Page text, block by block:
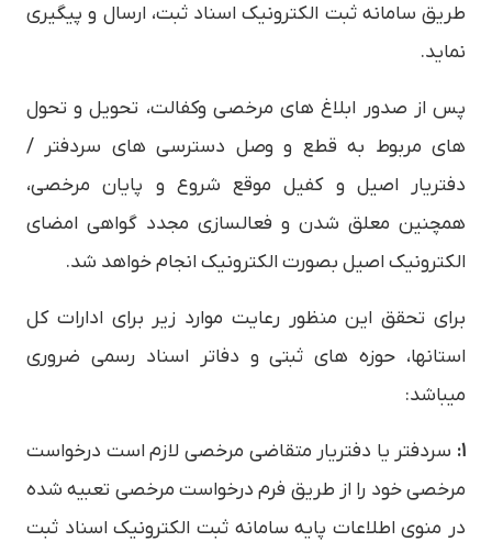
طریق سامانه ثبت الکترونیک اسناد ثبت، ارسال و پیگیری
نماید.
پس از صدور ابلاغ هاى مرخصى وكفالت، تحويل و تحول
های مربوط به قطع و وصل دسترسى هاى سردفتر /
دفتریار اصیل و کفیل موقع شروع و پایان مرخصی،
همچنین معلق شدن و فعالسازی مجدد گواهی امضای
الکترونیک اصيل بصورت الکترونیک انجام خواهد شد.
برای تحقق این منظور رعایت موارد زیر برای ادارات کل
استانها، حوزه های ثبتی و دفاتر اسناد رسمی ضروری
میباشد:
۱: سردفتر یا دفتریار متقاضی مرخصی لازم است درخواست
مرخصی خود را از طریق فرم درخواست مرخصی تعبیه شده
در منوی اطلاعات پایه سامانه ثبت الکترونیک اسناد ثبت